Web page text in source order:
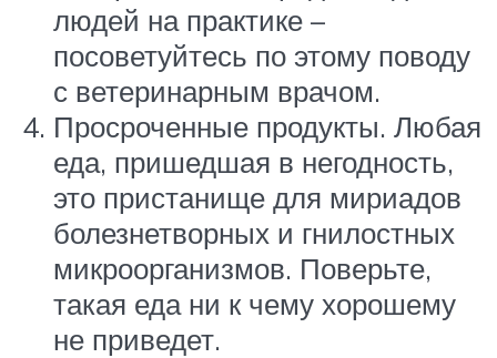
людей на практике –
посоветуйтесь по этому поводу
с ветеринарным врачом.
Просроченные продукты. Любая
еда, пришедшая в негодность,
это пристанище для мириадов
болезнетворных и гнилостных
микроорганизмов. Поверьте,
такая еда ни к чему хорошему
не приведет.